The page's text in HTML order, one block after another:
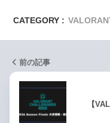
CATEGORY :
前の記事
【